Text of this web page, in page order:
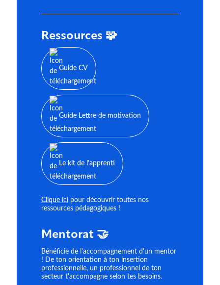
Ressources 🧩
Guide CV
Guide Lettre de motivation
Le kit de l'apprenti
Clique icipour découvrir toutes nos
ressources pédagogiques !
Mentorat 🤝
Bénéficie de l'accompagnement d'un mentor
! De ton orientation à ton insertion
professionnelle, un professionnel de ton
secteur t'accompagne selon tes besoins.